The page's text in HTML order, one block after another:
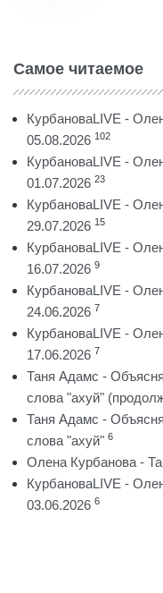
Самое читаемое
КурбановаLIVE -
05.08.2026 102
КурбановаLIVE -
01.07.2026 23
КурбановаLIVE -
29.07.2026 15
КурбановаLIVE -
16.07.2026 9
КурбановаLIVE -
24.06.2026 7
КурбановаLIVE -
17.06.2026 7
Таня Адамс -
слова "ахуй"
Таня Адамс -
слова "ахуй" 6
Олена Курбанова -
КурбановаLIVE -
03.06.2026 6